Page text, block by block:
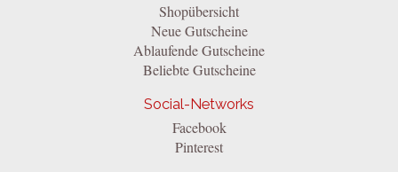
Shopübersicht
Neue Gutscheine
Ablaufende Gutscheine
Beliebte Gutscheine
Social-Networks
Facebook
Pinterest